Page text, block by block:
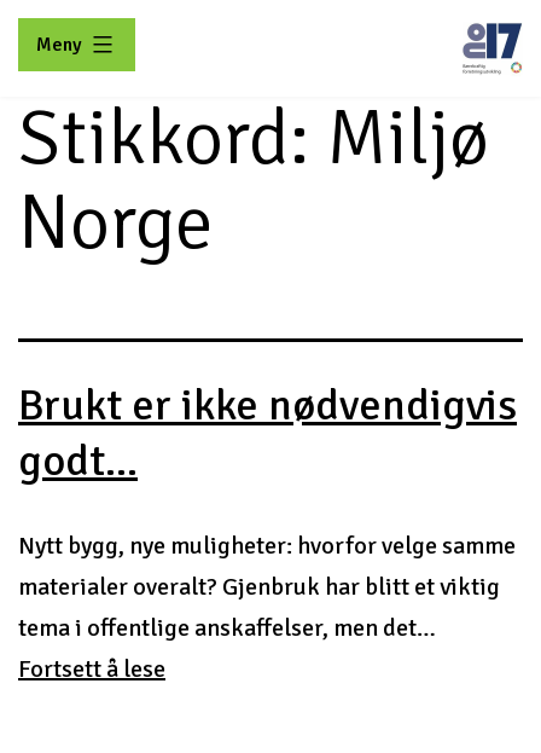
Gå
No17
Meny
Stikkord: Miljø
Norge
Brukt er ikke nødvendigvis
godt...
Nytt bygg, nye muligheter: hvorfor velge samme
materialer overalt? Gjenbruk har blitt et viktig
tema i offentlige anskaffelser, men det…
Fortsett å leseBrukt